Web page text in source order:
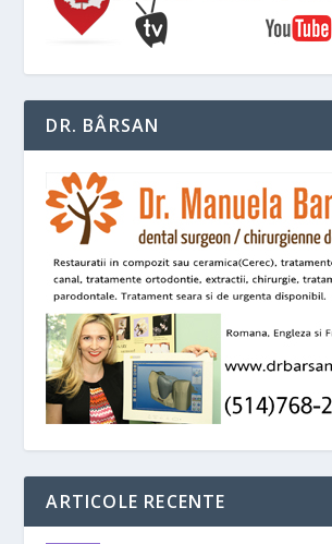
DR. BÂRSAN
ARTICOLE RECENTE